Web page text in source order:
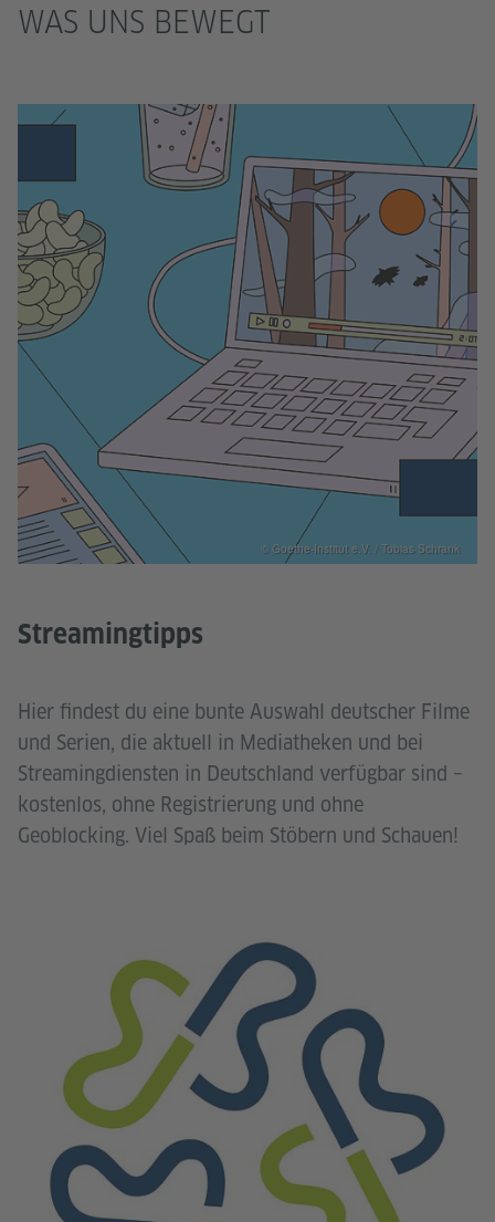
WAS UNS BEWEGT
Streamingtipps
Hier findest du eine bunte Auswahl deutscher Filme
und Serien, die aktuell in Mediatheken und bei
Streamingdiensten in Deutschland verfügbar sind –
kostenlos, ohne Registrierung und ohne
Geoblocking. Viel Spaß beim Stöbern und Schauen!
© Goethe-Institut e.V. / Tobias Schrank